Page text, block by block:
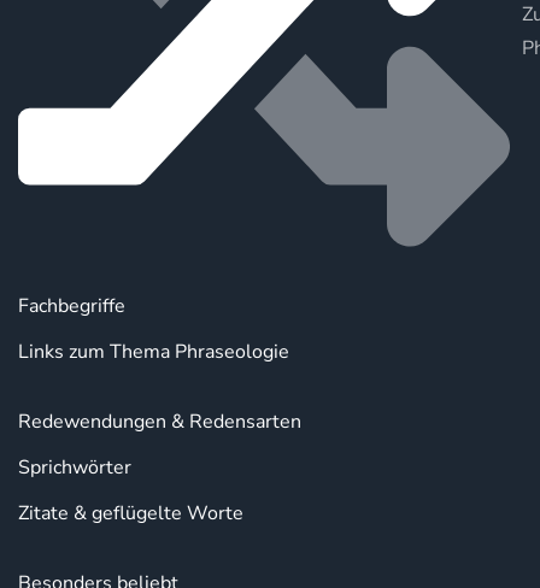
Fachbegriffe
Links zum Thema Phraseologie
Redewendungen & Redensarten
Sprichwörter
Zitate & geflügelte Worte